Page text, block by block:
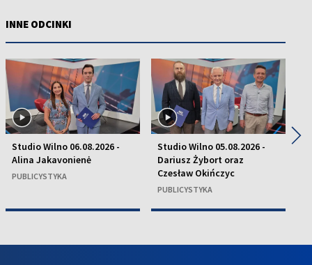
INNE ODCINKI
Studio Wilno 06.08.2026 -
Alina Jakavonienė
PUBLICYSTYKA
Studio Wilno 05.08.2026 -
Dariusz Żybort oraz
Czesław Okińczyc
PUBLICYSTYKA
▶